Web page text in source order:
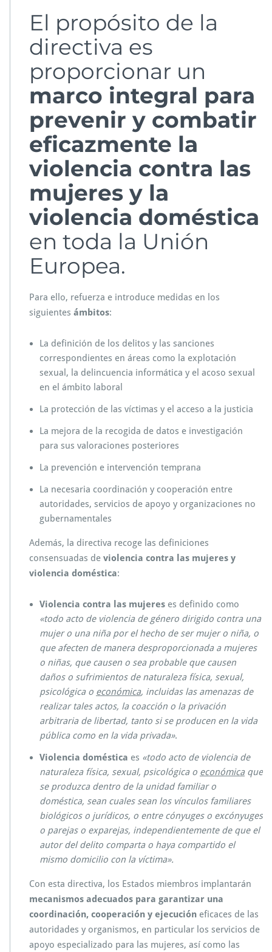
El propósito de la
directiva es
proporcionar un
marco integral para
prevenir y combatir
eficazmente la
violencia contra las
mujeres y la
violencia doméstica
en toda la Unión
Europea.
Para ello, refuerza e introduce medidas en los
siguientes ámbitos:
La definición de los delitos y las sanciones
correspondientes en áreas como la explotación
sexual, la delincuencia informática y el acoso sexual
en el ámbito laboral
La protección de las víctimas y el acceso a la justicia
La mejora de la recogida de datos e investigación
para sus valoraciones posteriores
La prevención e intervención temprana
La necesaria coordinación y cooperación entre
autoridades, servicios de apoyo y organizaciones no
gubernamentales
Además, la directiva recoge las definiciones
consensuadas de violencia contra las mujeres y
violencia doméstica:
Violencia contra las mujeres es definido como
«todo acto de violencia de género dirigido contra una
mujer o una niña por el hecho de ser mujer o niña, o
que afecten de manera desproporcionada a mujeres
o niñas, que causen o sea probable que causen
daños o sufrimientos de naturaleza física, sexual,
psicológica o económica, incluidas las amenazas de
realizar tales actos, la coacción o la privación
arbitraria de libertad, tanto si se producen en la vida
pública como en la vida privada».
Violencia doméstica es «todo acto de violencia de
naturaleza física, sexual, psicológica o económicaque
se produzca dentro de la unidad familiar o
doméstica, sean cuales sean los vínculos familiares
biológicos o jurídicos, o entre cónyuges o excónyuges
o parejas o exparejas, independientemente de que el
autor del delito comparta o haya compartido el
mismo domicilio con la víctima».
Con esta directiva, los Estados miembros implantarán
mecanismos adecuados para garantizar una
coordinación, cooperación y ejecución eficaces de las
autoridades y organismos, en particular los servicios de
apoyo especializado para las mujeres, así como las